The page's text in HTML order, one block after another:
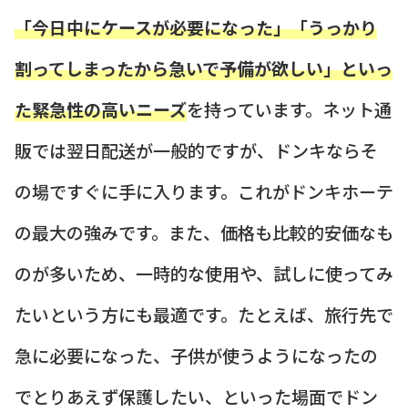
「今日中にケースが必要になった」「うっかり
割ってしまったから急いで予備が欲しい」といっ
た緊急性の高いニーズを持っています。ネット通
販では翌日配送が一般的ですが、ドンキならそ
の場ですぐに手に入ります。これがドンキホーテ
の最大の強みです。また、価格も比較的安価なも
のが多いため、一時的な使用や、試しに使ってみ
たいという方にも最適です。たとえば、旅行先で
急に必要になった、子供が使うようになったの
でとりあえず保護したい、といった場面でドン